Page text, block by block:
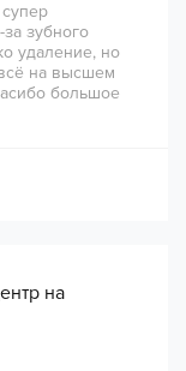
зубного
удаление, но
на высшем
большое
на